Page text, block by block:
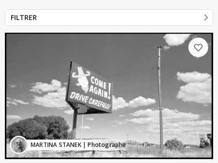
FILTRER
MARTINA STANEK| Photographe